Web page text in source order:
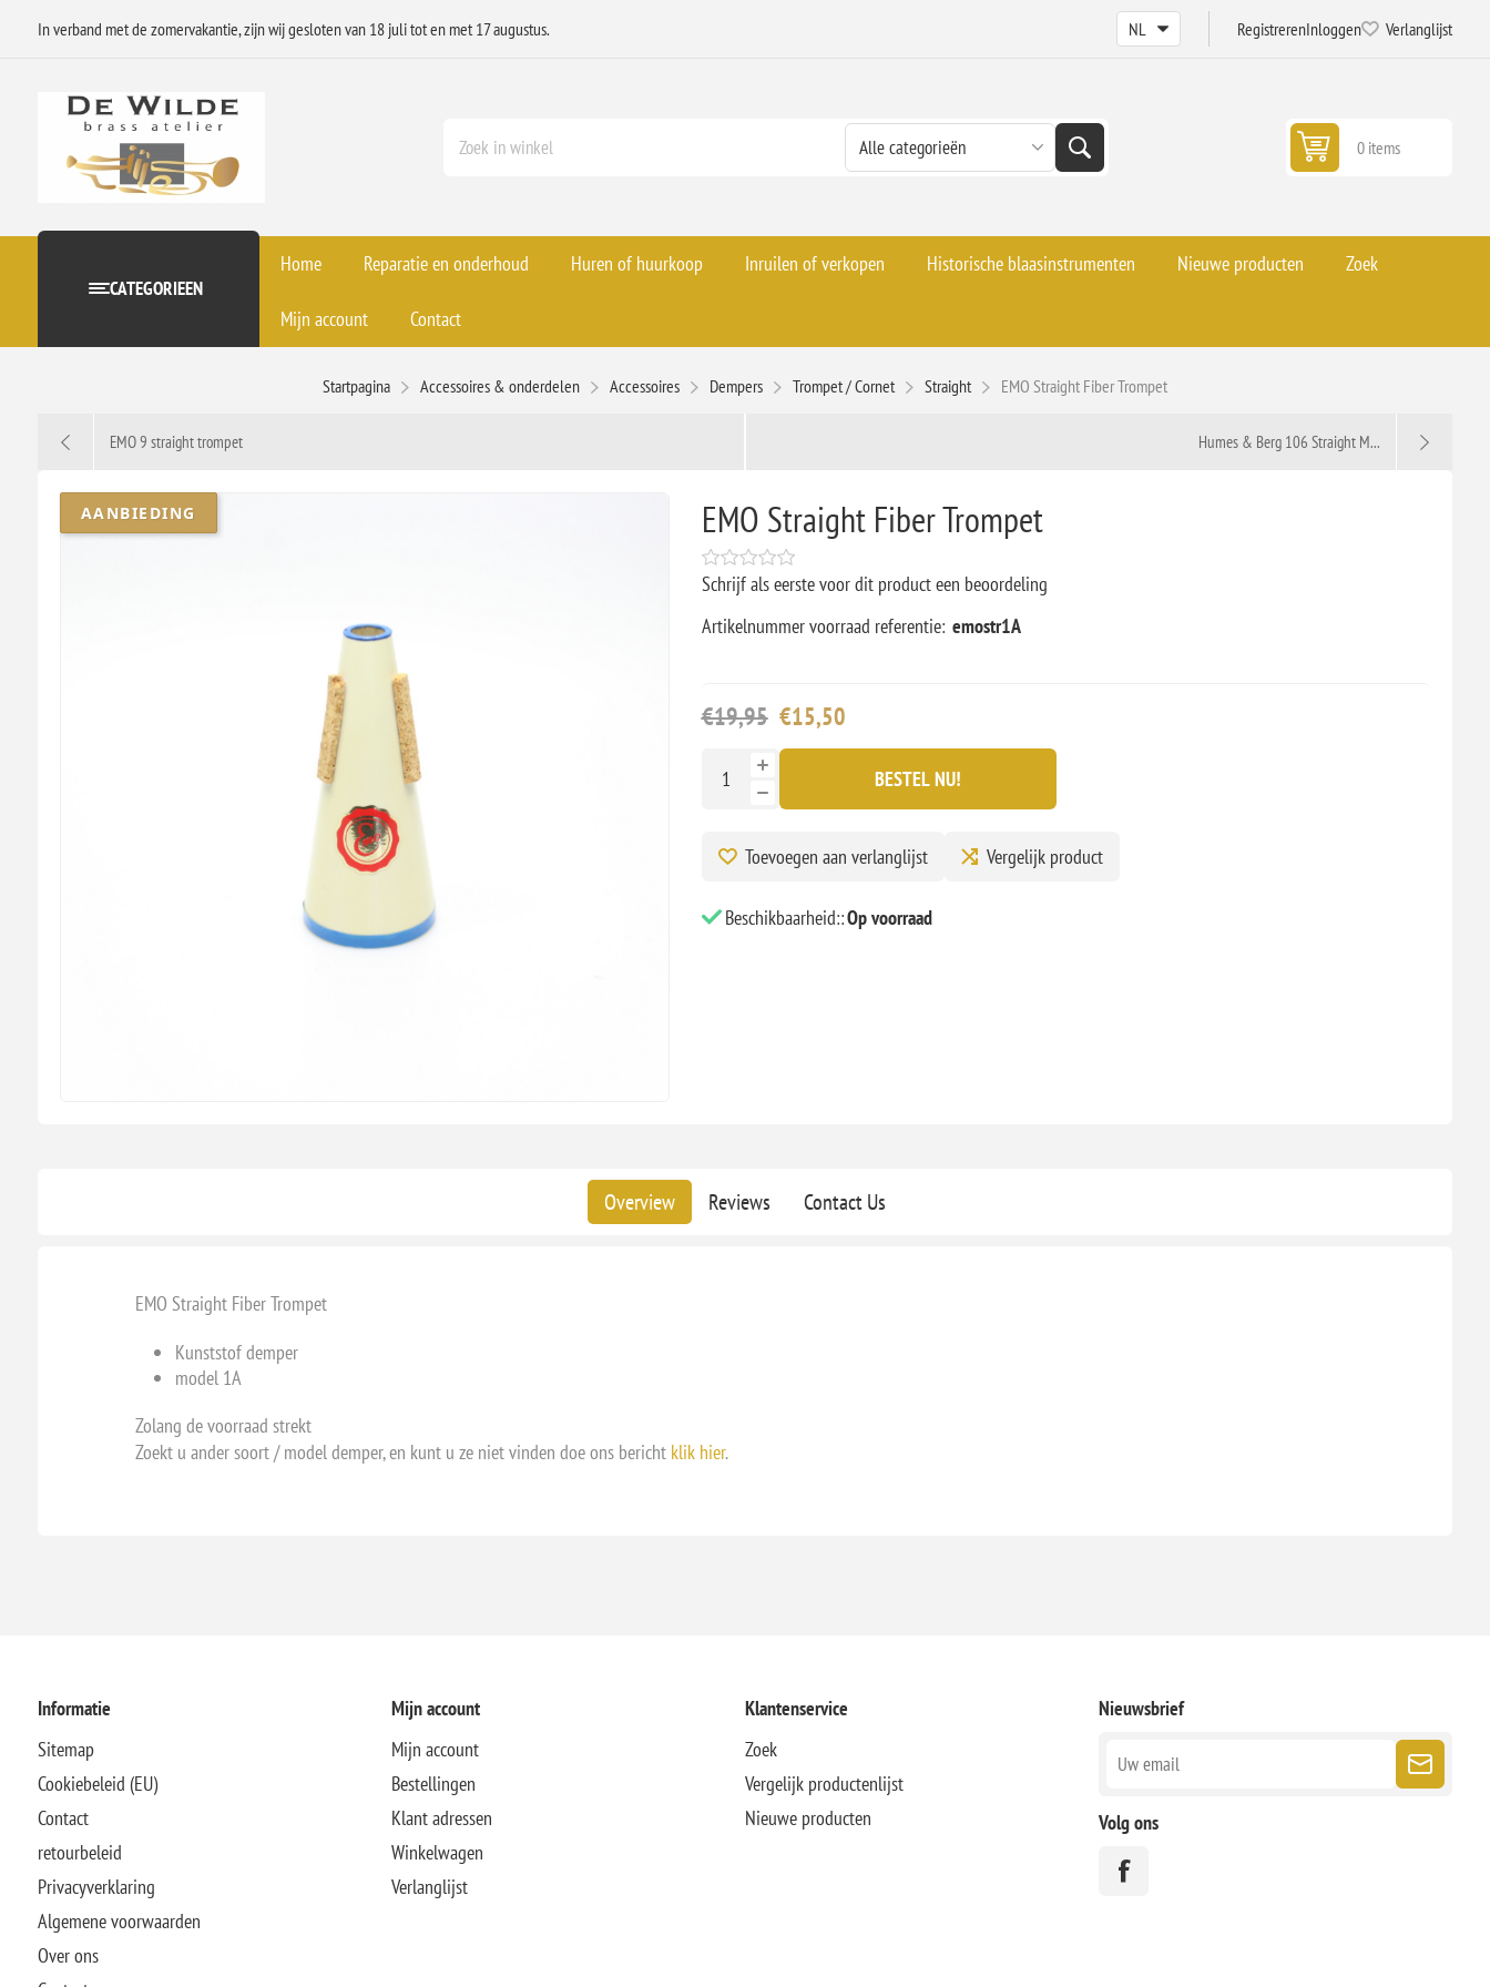
In verband met de zomervakantie, zijn wij gesloten van 18 juli tot en met 17 augustus. RegistrerenInloggen Verlanglijst
0 items
CATEGORIEEN
Home Reparatie en onderhoud Huren of huurkoop Inruilen of verkopen Historische blaasinstrumenten Nieuwe producten Zoek
Mijn account Contact
Startpagina Accessoires & onderdelen Accessoires Dempers Trompet / Cornet Straight EMO Straight Fiber Trompet
EMO 9 straight trompet Humes & Berg 106 Straight M...
AANBIEDING EMO Straight Fiber Trompet
Schrijf als eerste voor dit product een beoordeling
Artikelnummer voorraad referentie: emostr1A
€19,95 €15,50
BESTEL NU!
Toevoegen aan verlanglijst Vergelijk product
Beschikbaarheid::Op voorraad
Overview Reviews Contact Us
EMO Straight Fiber Trompet
Kunststof demper
model 1A
Zolang de voorraad strekt
Zoekt u ander soort / model demper, en kunt u ze niet vinden doe ons bericht klik hier.
Informatie
Sitemap
Cookiebeleid (EU)
Contact
retourbeleid
Privacyverklaring
Algemene voorwaarden
Over ons
Mijn account
Mijn account
Bestellingen
Klant adressen
Winkelwagen
Verlanglijst
Klantenservice
Zoek
Vergelijk productenlijst
Nieuwe producten
Nieuwsbrief
Volg ons